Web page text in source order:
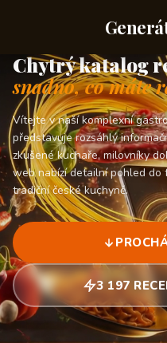
Chytrý katalog
snadno, co máte
Vítejte v naší komplexní
představuje rozsáhlý
zkušené kuchaře, milovníky
web nabízí detailní pohled do
tradiční české kuchyně.
3 197